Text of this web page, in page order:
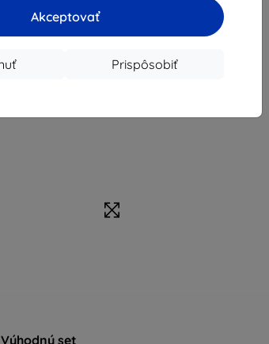
Akceptovať
Prispôsobiť
Výhodný set